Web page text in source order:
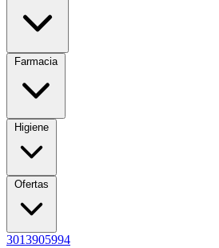
Farmacia
Higiene
Ofertas
3013905994